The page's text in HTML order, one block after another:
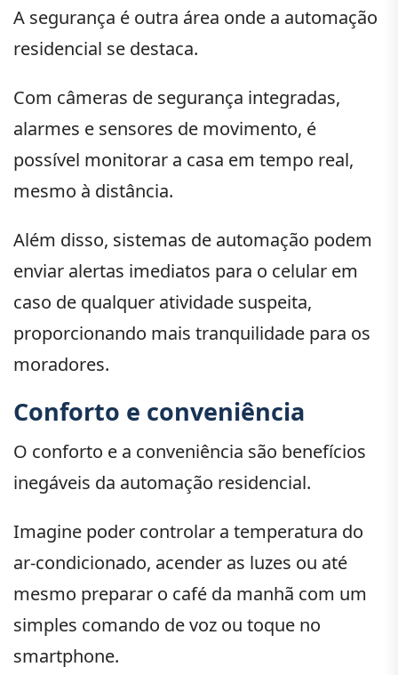
A segurança é outra área onde a automação
residencial se destaca.
Com câmeras de segurança integradas,
alarmes e sensores de movimento, é
possível monitorar a casa em tempo real,
mesmo à distância.
Além disso, sistemas de automação podem
enviar alertas imediatos para o celular em
caso de qualquer atividade suspeita,
proporcionando mais tranquilidade para os
moradores.
Conforto e conveniência
O conforto e a conveniência são benefícios
inegáveis da automação residencial.
Imagine poder controlar a temperatura do
ar-condicionado, acender as luzes ou até
mesmo preparar o café da manhã com um
simples comando de voz ou toque no
smartphone.